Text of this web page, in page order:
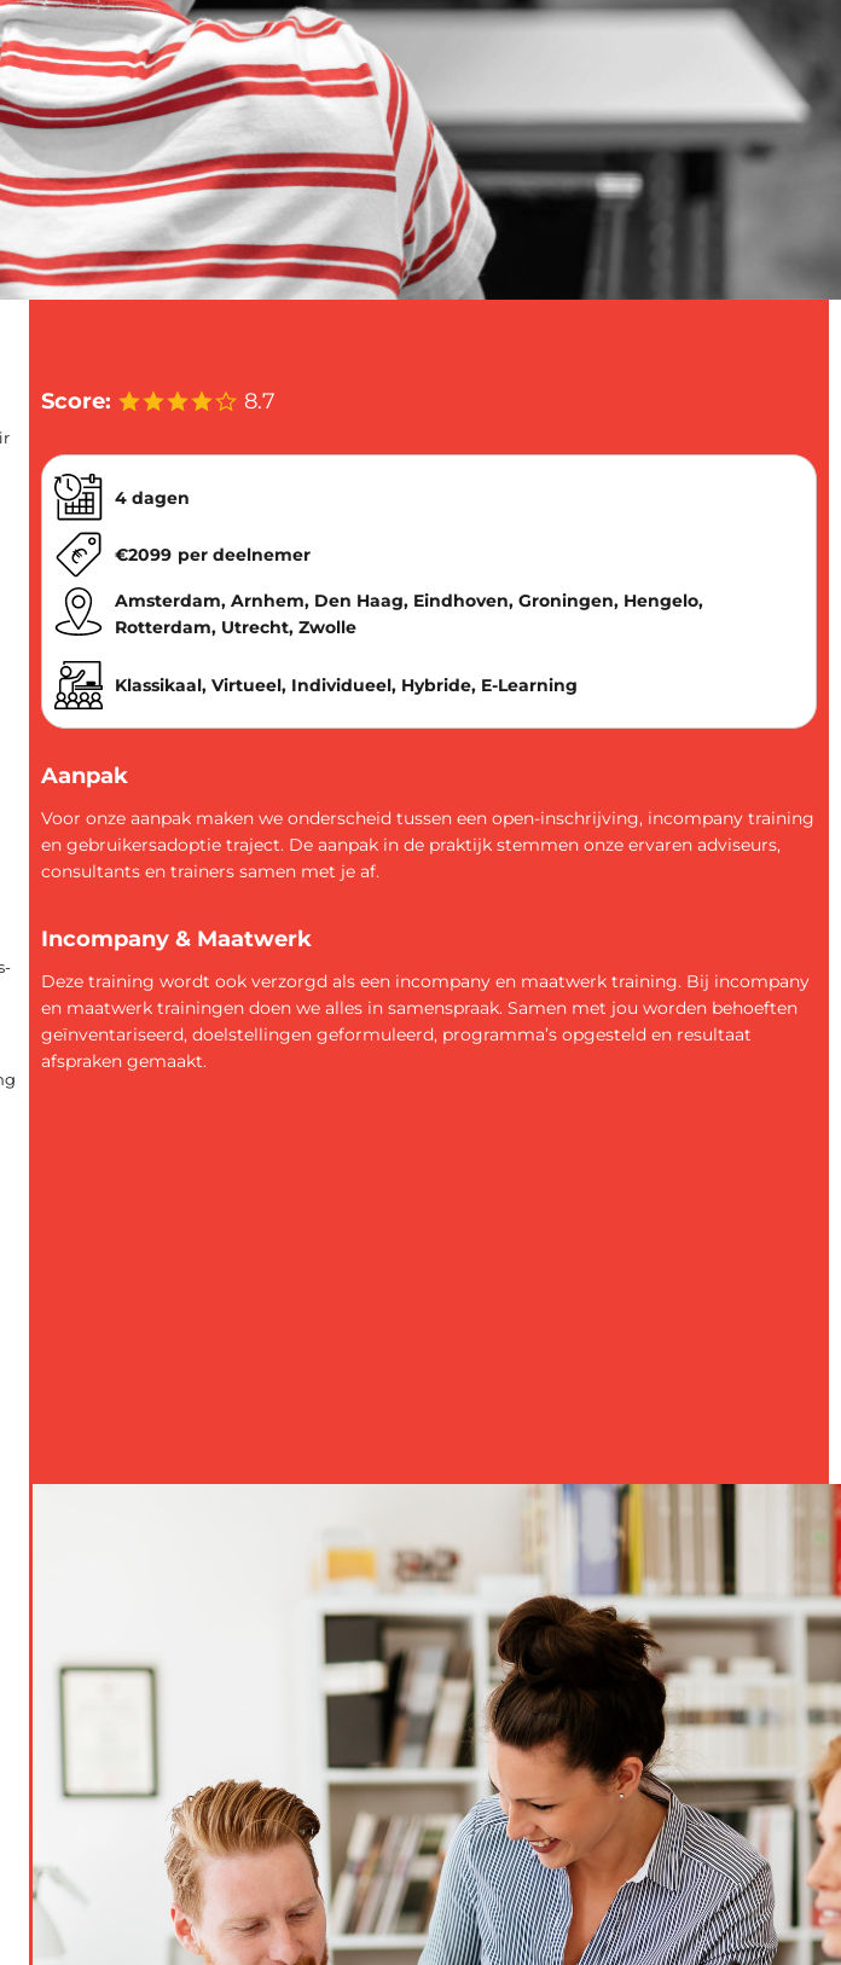
Score: 8.7
4 dagen
€2099 per deelnemer
Amsterdam, Arnhem, Den Haag, Eindhoven, Groningen, Hengelo,
Rotterdam, Utrecht, Zwolle
Klassikaal, Virtueel, Individueel, Hybride, E-Learning
Aanpak
Voor onze aanpak maken we onderscheid tussen een open-inschrijving, incompany training
en gebruikersadoptie traject. De aanpak in de praktijk stemmen onze ervaren adviseurs,
consultants en trainers samen met je af.
Incompany & Maatwerk
Deze training wordt ook verzorgd als een incompany en maatwerk training. Bij incompany
en maatwerk trainingen doen we alles in samenspraak. Samen met jou worden behoeften
geïnventariseerd, doelstellingen geformuleerd, programma’s opgesteld en resultaat
afspraken gemaakt.